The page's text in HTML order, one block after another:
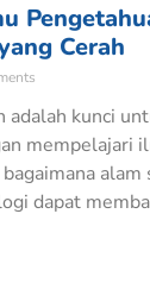
Cerah
adalah kunci
mempelajari
dapat